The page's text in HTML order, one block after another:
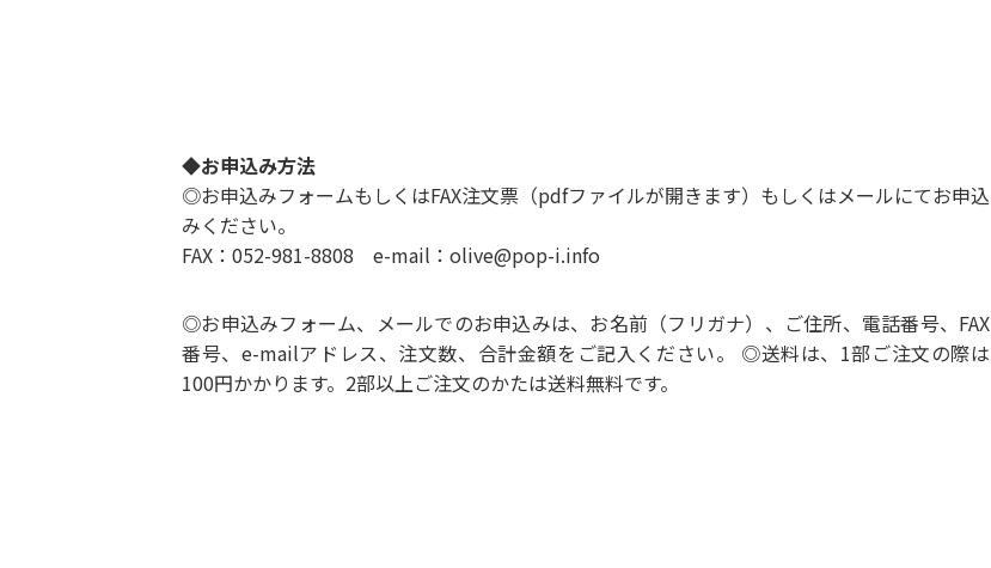
◆お申込み方法
◎お申込みフォームもしくはFAX注文票（pdfファイルが開きます） もしくはメールにてお申込
みください。
FAX：052-981-8808 e-mail：olive@pop-i.info
◎お申込みフォーム、メールでのお申込みは、お名前（フリガナ）、ご住所、電話番号、FAX
番号、e-mailアドレス、注文数、合計金額をご記入ください。 ◎送料は、1部ご注文の際は
100円かかります。2部以上ご注文のかたは送料無料です。